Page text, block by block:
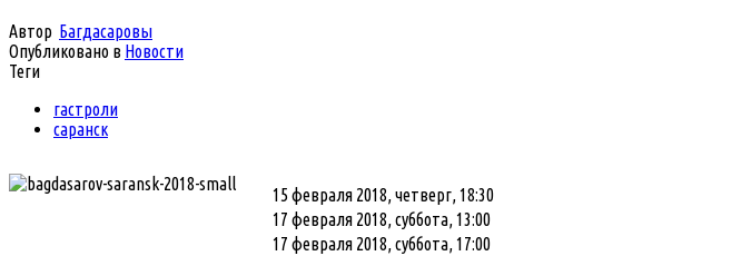
Автор Багдасаровы
Опубликовано в Новости
Теги
гастроли
саранск
15 февраля 2018, четверг, 18:30
17 февраля 2018, суббота, 13:00
17 февраля 2018, суббота, 17:00